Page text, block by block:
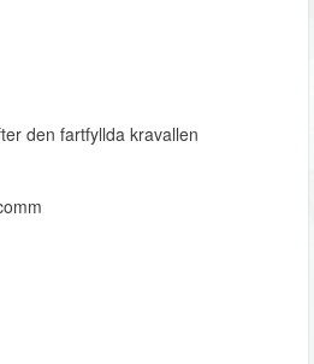
den fartfyllda kravallen